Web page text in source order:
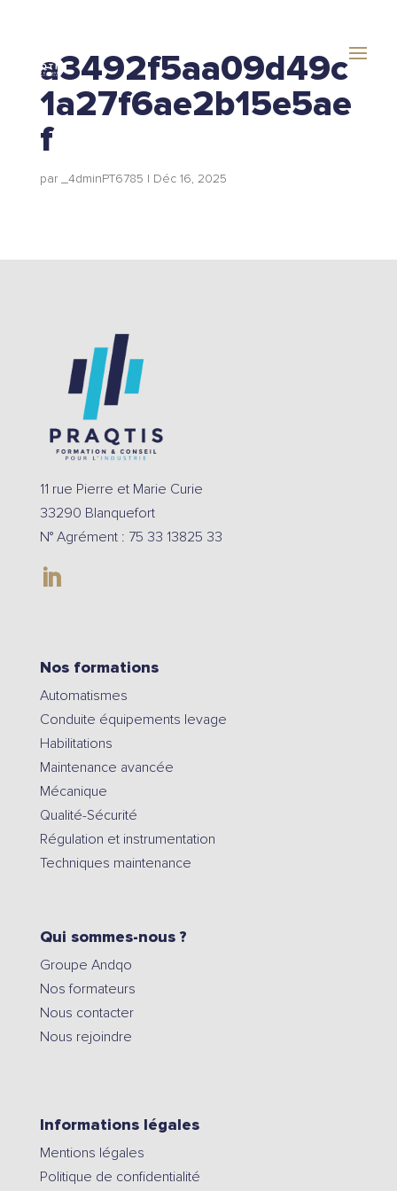
a3492f5aa09d49c
1a27f6ae2b15e5ae
f
par _4dminPT6785 | Déc 16, 2025
11 rue Pierre et Marie Curie
33290 Blanquefort
N° Agrément : 75 33 13825 33
Nos formations
Automatismes
Conduite équipements levage
Habilitations
Maintenance avancée
Mécanique
Qualité-Sécurité
Régulation et instrumentation
Techniques maintenance
Qui sommes-nous ?
Groupe Andqo
Nos formateurs
Nous contacter
Nous rejoindre
Informations légales
Mentions légales
Politique de confidentialité